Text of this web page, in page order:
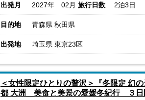
出発月 2027年 02月 旅行日数 2泊3日
目的地 青森県 秋田県
出発地 埼玉県 東京23区
＜女性限定ひとりの贅沢＞『冬限定 幻
都 大洲 美食と美景の愛媛冬紀行 ３日